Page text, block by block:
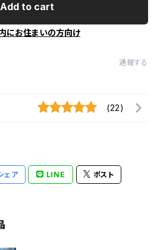
Add to cart
にお住まいの方向け
通報する
(22)
ェア LINE ポスト